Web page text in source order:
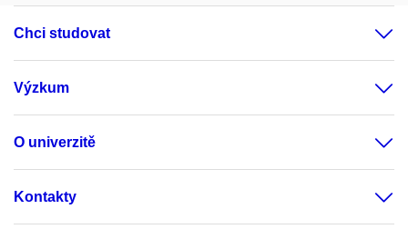
Chci studovat
Výzkum
O univerzitě
Kontakty